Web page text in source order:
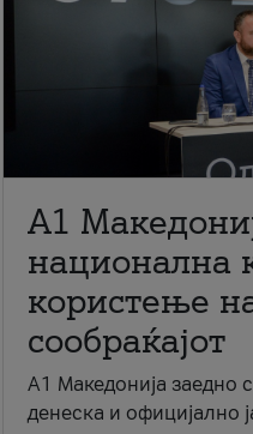
A1
национална
користење
сообраќајот
A1 Македонија заедно
денеска и официјално